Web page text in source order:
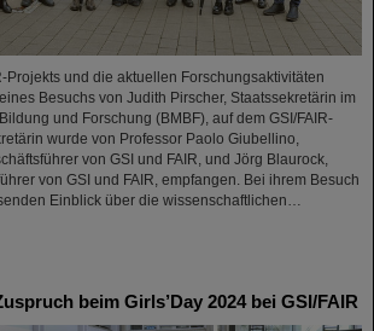
Projekts und die aktuellen Forschungsaktivitäten
Besuchs von Judith Pirscher, Staatssekretärin im
und Forschung (BMBF), auf dem GSI/FAIR-
wurde von Professor Paolo Giubellino,
von GSI und FAIR, und Jörg Blaurock,
von GSI und FAIR, empfangen. Bei ihrem Besuch
Einblick über die wissenschaftlichen…
beim Girls’Day 2024 bei GSI/FAIR